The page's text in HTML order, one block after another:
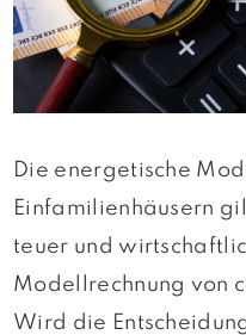
Die energetische
Einfamilienhäusern
teuer und
Modellrechnung von
Wird die